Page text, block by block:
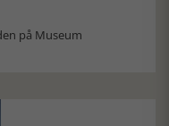
på Museum